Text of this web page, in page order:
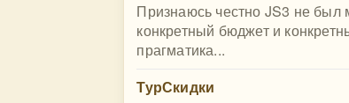
Признаюсь честно JS3 не был
конкретный бюджет и
прагматика...
ТурСкидки